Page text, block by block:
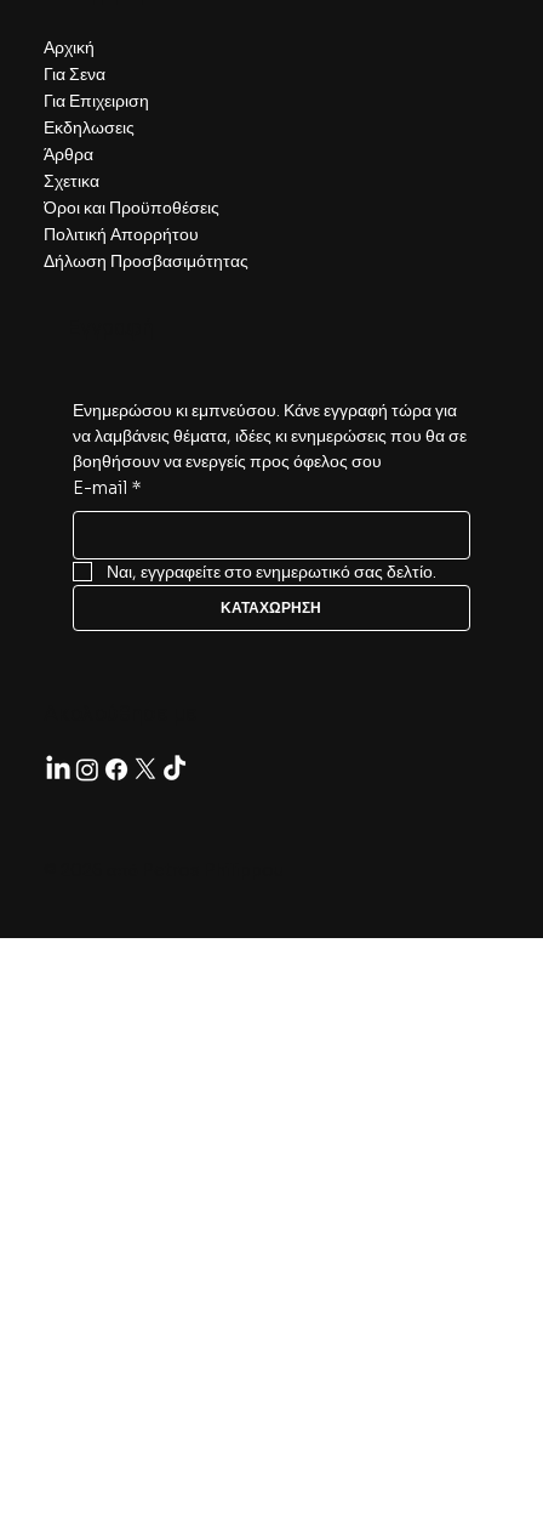
Αρχική
Για Σενα
Για Επιχειριση
Εκδηλωσεις
Άρθρα
Σχετικα
Όροι και Προϋποθέσεις
Πολιτική Απορρήτου
Δήλωση Προσβασιμότητας
Ενημερώσου κι εμπνεύσου. Κάνε εγγραφή τώρα για
να λαμβάνεις θέματα, ιδέες κι ενημερώσεις που θα σε
βοηθήσουν να ενεργείς προς όφελος σου
E-mail *
Ναι, εγγραφείτε στο ενημερωτικό σας δελτίο.
ΚΑΤΑΧΩΡΗΣΗ